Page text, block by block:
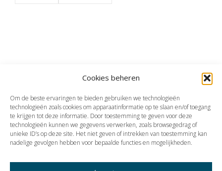
Cookies beheren
Om de beste ervaringen te bieden gebruiken we technologieën
technologieën zoals cookies om apparaatinformatie op te slaan en/of toegang
te krijgen tot deze informatie. Door toestemming te geven voor deze
technologieën kunnen we gegevens verwerken, zoals browsegedrag of
unieke ID’s op deze site. Het niet geven of intrekken van toestemming kan
nadelige gevolgen hebben voor bepaalde functies en mogelijkheden.